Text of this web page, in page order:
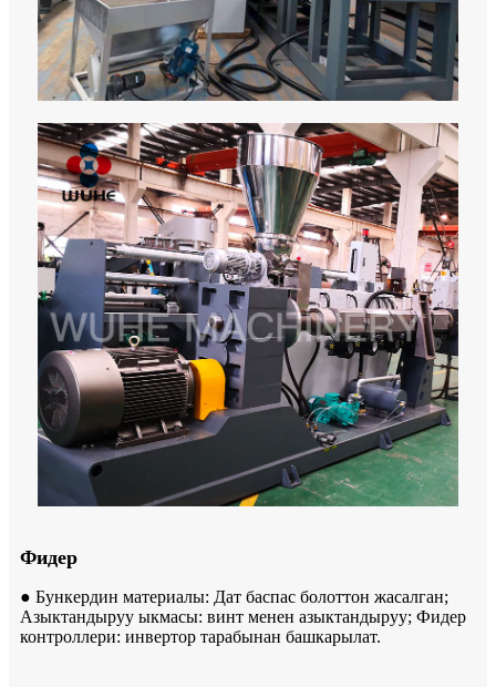
Фидер
● Бункердин материалы: Дат баспас болоттон жасалган;
Азыктандыруу ыкмасы: винт менен азыктандыруу; Фидер
контроллери: инвертор тарабынан башкарылат.